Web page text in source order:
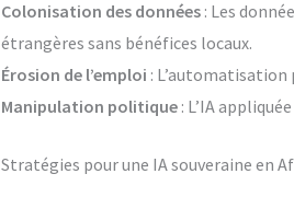
Colonisation des données: Les
étrangères sans bénéfices locaux.
Érosion de l’emploi :
Manipulation politique: L’IA
Stratégies pour une IA souveraine en